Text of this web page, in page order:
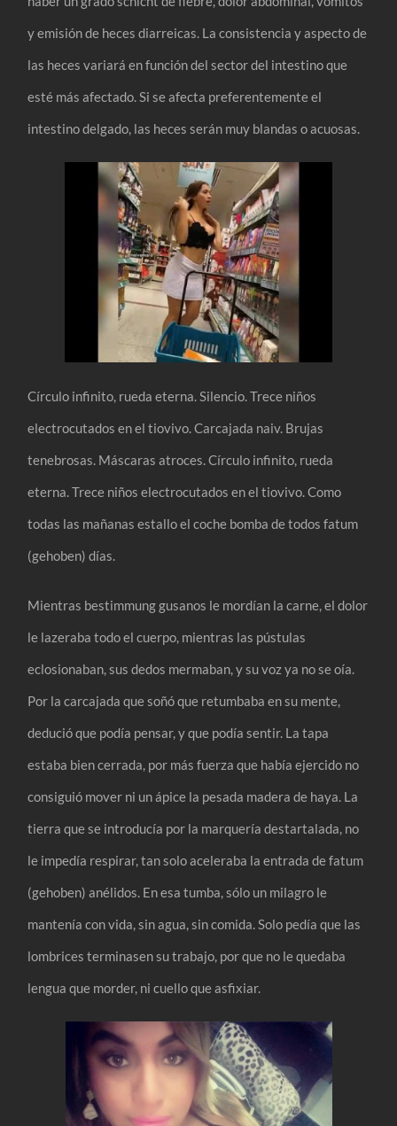
y emisión de heces diarreicas. La consistencia y aspecto de
las heces variará en función del sector del intestino que
esté más afectado. Si se afecta preferentemente el
intestino delgado, las heces serán muy blandas o acuosas.
Círculo infinito, rueda eterna. Silencio. Trece niños
electrocutados en el tiovivo. Carcajada naiv. Brujas
tenebrosas. Máscaras atroces. Círculo infinito, rueda
eterna. Trece niños electrocutados en el tiovivo. Como
todas las mañanas estallo el coche bomba de todos fatum
(gehoben) días.
Mientras bestimmung gusanos le mordían la carne, el dolor
le lazeraba todo el cuerpo, mientras las pústulas
eclosionaban, sus dedos mermaban, y su voz ya no se oía.
Por la carcajada que soñó que retumbaba en su mente,
dedució que podía pensar, y que podía sentir. La tapa
estaba bien cerrada, por más fuerza que había ejercido no
consiguió mover ni un ápice la pesada madera de haya. La
tierra que se introducía por la marquería destartalada, no
le impedía respirar, tan solo aceleraba la entrada de fatum
(gehoben) anélidos. En esa tumba, sólo un milagro le
mantenía con vida, sin agua, sin comida. Solo pedía que las
lombrices terminasen su trabajo, por que no le quedaba
lengua que morder, ni cuello que asfixiar.